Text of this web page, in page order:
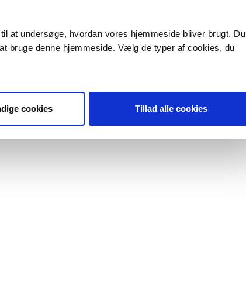
at undersøge, hvordan vores hjemmeside bliver brugt. Du
bruge denne hjemmeside. Vælg de typer af cookies, du
cookies Tillad alle cookies